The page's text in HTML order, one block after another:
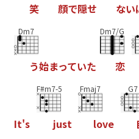
笑 顔で隠せ ない
Dm7
う始まっていた
Dm7/G
恋
It's
F#m7-5
just
Fmaj7
love
G7